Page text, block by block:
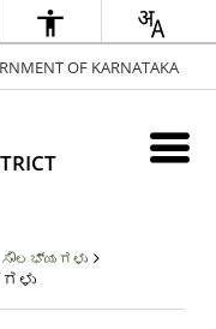
OF KARNATAKA